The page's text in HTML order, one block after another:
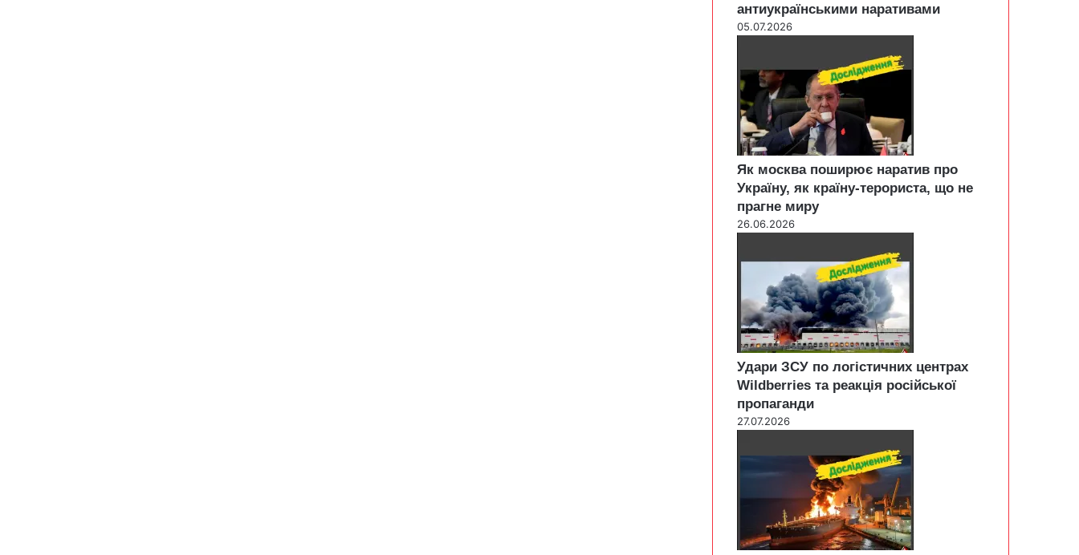
антиукраїнськими наративами
05.07.2026
Як москва поширює наратив про
Україну, як країну-терориста, що не
прагне миру
26.06.2026
Удари ЗСУ по логістичних центрах
Wildberries та реакція російської
пропаганди
27.07.2026